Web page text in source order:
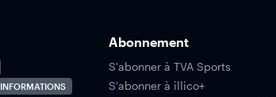
INFORMATIONS
Abonnement
S'abonner à TVA Sports
S'abonner à illico+